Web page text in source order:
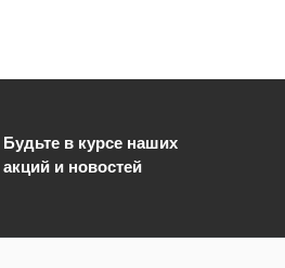
Будьте в курсе наших
акций и новостей